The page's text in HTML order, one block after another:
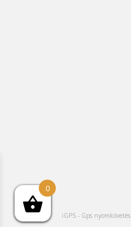
iGPS - Gps nyomkövetés
0